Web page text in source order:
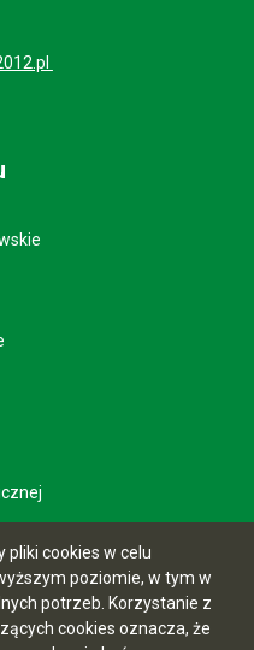
pliki cookies w celu
poziomie, w tym w
potrzeb. Korzystanie z
cookies oznacza, że